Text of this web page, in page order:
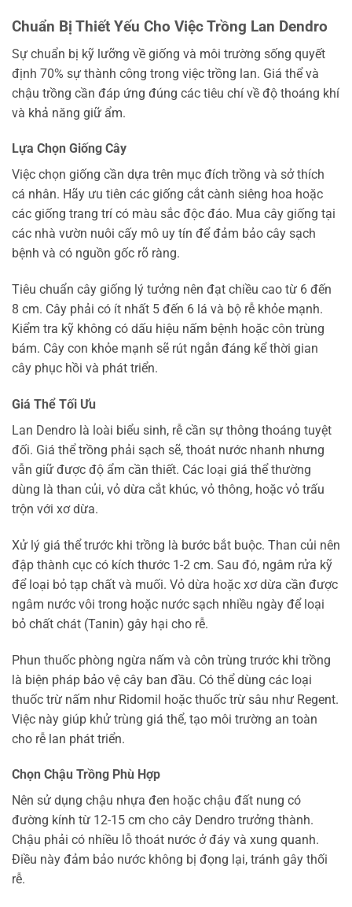
Chuẩn Bị Thiết Yếu Cho Việc Trồng Lan Dendro
Sự chuẩn bị kỹ lưỡng về giống và môi trường sống quyết
định 70% sự thành công trong việc trồng lan. Giá thể và
chậu trồng cần đáp ứng đúng các tiêu chí về độ thoáng khí
và khả năng giữ ẩm.
Lựa Chọn Giống Cây
Việc chọn giống cần dựa trên mục đích trồng và sở thích
cá nhân. Hãy ưu tiên các giống cắt cành siêng hoa hoặc
các giống trang trí có màu sắc độc đáo. Mua cây giống tại
các nhà vườn nuôi cấy mô uy tín để đảm bảo cây sạch
bệnh và có nguồn gốc rõ ràng.
Tiêu chuẩn cây giống lý tưởng nên đạt chiều cao từ 6 đến
8 cm. Cây phải có ít nhất 5 đến 6 lá và bộ rễ khỏe mạnh.
Kiểm tra kỹ không có dấu hiệu nấm bệnh hoặc côn trùng
bám. Cây con khỏe mạnh sẽ rút ngắn đáng kể thời gian
cây phục hồi và phát triển.
Giá Thể Tối Ưu
Lan Dendro là loài biểu sinh, rễ cần sự thông thoáng tuyệt
đối. Giá thể trồng phải sạch sẽ, thoát nước nhanh nhưng
vẫn giữ được độ ẩm cần thiết. Các loại giá thể thường
dùng là than củi, vỏ dừa cắt khúc, vỏ thông, hoặc vỏ trấu
trộn với xơ dừa.
Xử lý giá thể trước khi trồng là bước bắt buộc. Than củi nên
đập thành cục có kích thước 1-2 cm. Sau đó, ngâm rửa kỹ
để loại bỏ tạp chất và muối. Vỏ dừa hoặc xơ dừa cần được
ngâm nước vôi trong hoặc nước sạch nhiều ngày để loại
bỏ chất chát (Tanin) gây hại cho rễ.
Phun thuốc phòng ngừa nấm và côn trùng trước khi trồng
là biện pháp bảo vệ cây ban đầu. Có thể dùng các loại
thuốc trừ nấm như Ridomil hoặc thuốc trừ sâu như Regent.
Việc này giúp khử trùng giá thể, tạo môi trường an toàn
cho rễ lan phát triển.
Chọn Chậu Trồng Phù Hợp
Nên sử dụng chậu nhựa đen hoặc chậu đất nung có
đường kính từ 12-15 cm cho cây Dendro trưởng thành.
Chậu phải có nhiều lỗ thoát nước ở đáy và xung quanh.
Điều này đảm bảo nước không bị đọng lại, tránh gây thối
rễ.